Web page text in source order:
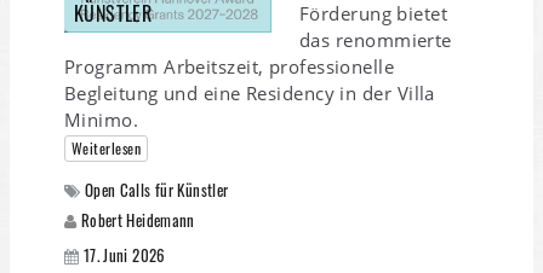
KÜNSTLER
Förderung bietet
das renommierte
Programm Arbeitszeit, professionelle
Begleitung und eine Residency in der Villa
Minimo.
Weiterlesen
Open Calls für Künstler
Robert Heidemann
17. Juni 2026